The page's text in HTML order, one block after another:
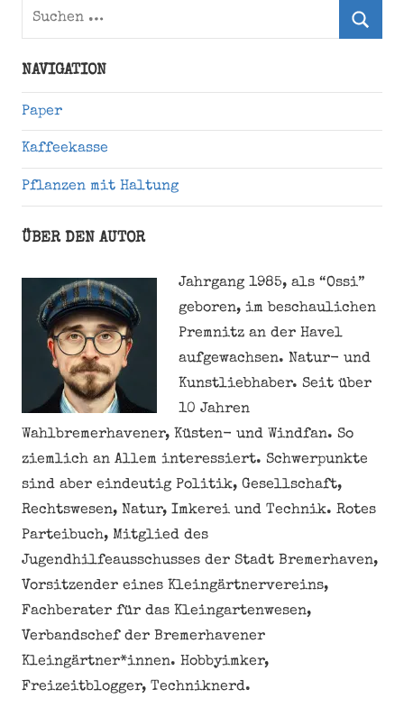
Suchen
NAVIGATION
Paper
Kaffeekasse
Pflanzen mit Haltung
ÜBER DEN AUTOR
Jahrgang 1985, als “Ossi”
geboren, im beschaulichen
Premnitz an der Havel
aufgewachsen. Natur- und
Kunstliebhaber. Seit über
10 Jahren
Wahlbremerhavener, Küsten- und Windfan. So
ziemlich an Allem interessiert. Schwerpunkte
sind aber eindeutig Politik, Gesellschaft,
Rechtswesen, Natur, Imkerei und Technik. Rotes
Parteibuch, Mitglied des
Jugendhilfeausschusses der Stadt Bremerhaven,
Vorsitzender eines Kleingärtnervereins,
Fachberater für das Kleingartenwesen,
Verbandschef der Bremerhavener
Kleingärtner*innen. Hobbyimker,
Freizeitblogger, Techniknerd.